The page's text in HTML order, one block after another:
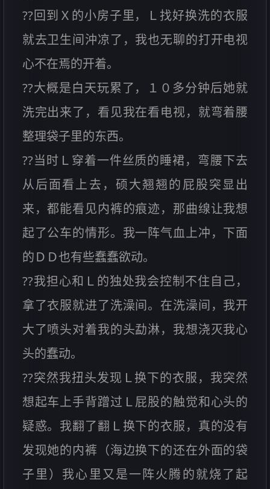
??回到Ｘ的小房子里，Ｌ找好换洗的衣服
就去卫生间沖凉了，我也无聊的打开电视
心不在焉的开着。
??大概是白天玩累了，１０多分钟后她就
洗完出来了，看见我在看电视，就弯着腰
整理袋子里的东西。
??当时Ｌ穿着一件丝质的睡裙，弯腰下去
从后面看上去，硕大翘翘的屁股突显出
来，都能看见内裤的痕迹，那曲缐让我想
起了公车的情形。我一阵气血上冲，下面
的ＤＤ也有些蠢蠢欲动。
??我担心和Ｌ的独处我会控制不住自己，
拿了衣服就进了洗澡间。在洗澡间，我开
大了喷头对着我的头勐淋，我想浇灭我心
头的蠢动。
??突然我扭头发现Ｌ换下的衣服，我突然
想起车上手背蹭过Ｌ屁股的触觉和心头的
疑惑。我翻了翻Ｌ换下的衣服，真的没有
发现她的内裤（海边换下的还在外面的袋
子里）我心里又是一阵火腾的就烧了起